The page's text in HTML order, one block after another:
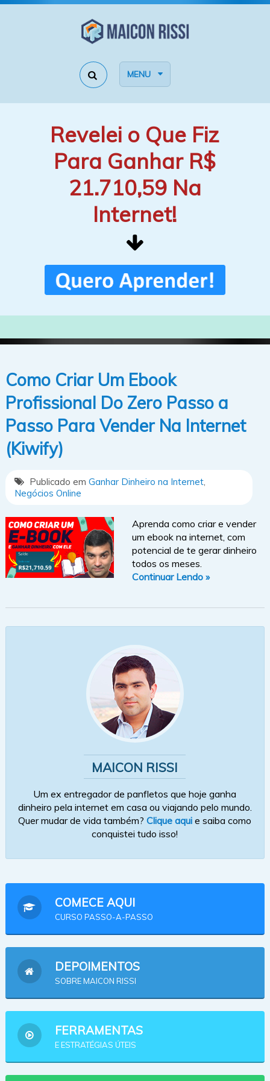
MENU
Revelei o Que Fiz
Para Ganhar R$
21.710,59 Na
Internet!
Como Criar Um Ebook
Profissional Do Zero Passo a
Passo Para Vender Na Internet
(Kiwify)
Publicado em Ganhar Dinheiro na Internet,
Negócios Online
Aprenda como criar e vender
um ebook na internet, com
potencial de te gerar dinheiro
todos os meses.
Continuar Lendo »
MAICON RISSI
Um ex entregador de panfletos que hoje ganha
dinheiro pela internet em casa ou viajando pelo mundo.
Quer mudar de vida também?Clique aqui e saiba como
conquistei tudo isso!
COMECE AQUI
CURSO PASSO-A-PASSO
DEPOIMENTOS
SOBRE MAICON RISSI
FERRAMENTAS
E ESTRATÉGIAS ÚTEIS